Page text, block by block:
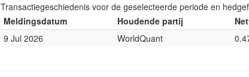
Transactiegeschiedenis voor de geselecteerde periode en
Meldingsdatum
Houdende partij
9 Jul 2026
WorldQuant